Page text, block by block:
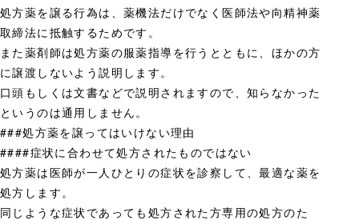
処方薬を譲る行為は、薬機法だけでなく医師法や向精神薬
取締法に抵触するためです。
また薬剤師は処方薬の服薬指導を行うとともに、ほかの方
に譲渡しないよう説明します。
口頭もしくは文書などで説明されますので、知らなかった
というのは通用しません。
###処方薬を譲ってはいけない理由
####症状に合わせて処方されたものではない
処方薬は医師が一人ひとりの症状を診察して、最適な薬を
処方します。
同じような症状であっても処方された方専用の処方のた